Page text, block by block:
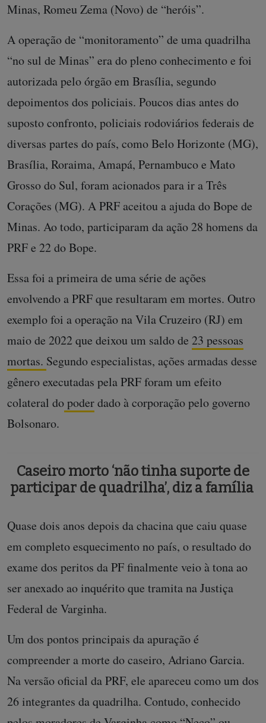
Minas, Romeu Zema (Novo) de “heróis”.
A operação de “monitoramento” de uma quadrilha
“no sul de Minas” era do pleno conhecimento e foi
autorizada pelo órgão em Brasília, segundo
depoimentos dos policiais. Poucos dias antes do
suposto confronto, policiais rodoviários federais de
diversas partes do país, como Belo Horizonte (MG),
Brasília, Roraima, Amapá, Pernambuco e Mato
Grosso do Sul, foram acionados para ir a Três
Corações (MG). A PRF aceitou a ajuda do Bope de
Minas. Ao todo, participaram da ação 28 homens da
PRF e 22 do Bope.
Essa foi a primeira de uma série de ações
envolvendo a PRF que resultaram em mortes. Outro
exemplo foi a operação na Vila Cruzeiro (RJ) em
maio de 2022 que deixou um saldo de 23 pessoas
mortas. Segundo especialistas, ações armadas desse
gênero executadas pela PRF foram um efeito
colateral dopoderdado à corporação pelo governo
Bolsonaro.
Caseiro morto ‘não tinha suporte de
participar de quadrilha’, diz a família
Quase dois anos depois da chacina que caiu quase
em completo esquecimento no país, o resultado do
exame dos peritos da PF finalmente veio à tona ao
ser anexado ao inquérito que tramita na Justiça
Federal de Varginha.
Um dos pontos principais da apuração é
compreender a morte do caseiro, Adriano Garcia.
Na versão oficial da PRF, ele apareceu como um dos
26 integrantes da quadrilha. Contudo, conhecido